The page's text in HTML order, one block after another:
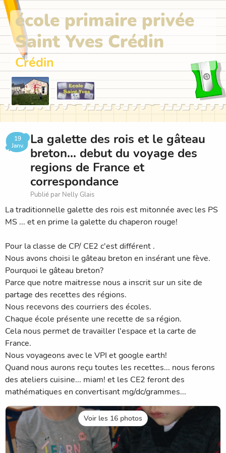
école primaire privée
Saint Yves Crédin
Crédin
19
Janv.
La galette des rois et le gâteau
breton... debut du voyage des
regions de France et
correspondance
Publié par Nelly Glais
La traditionnelle galette des rois est mitonnée avec les PS
MS ... et en prime la galette du chaperon rouge!
Pour la classe de CP/ CE2 c'est différent .
Nous avons choisi le gâteau breton en insérant une fève.
Pourquoi le gâteau breton?
Parce que notre maitresse nous a inscrit sur un site de
partage des recettes des régions.
Nous recevons des courriers des écoles.
Chaque école présente une recette de sa région.
Cela nous permet de travailler l'espace et la carte de
France.
Nous voyageons avec le VPI et google earth!
Quand nous aurons reçu toutes les recettes... nous ferons
des ateliers cuisine... miam! et les CE2 feront des
mathématiques en convertisant mg/dc/grammes...
Voir les 16 photos